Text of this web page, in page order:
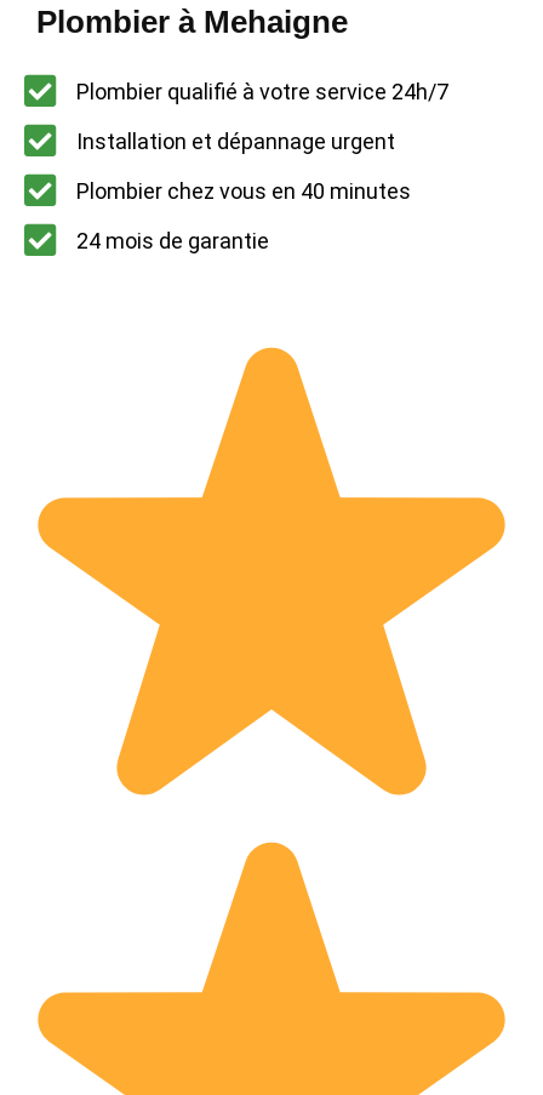
Plombier à Mehaigne
Plombier qualifié à votre service 24h/7
Installation et dépannage urgent
Plombier chez vous en 40 minutes
24 mois de garantie